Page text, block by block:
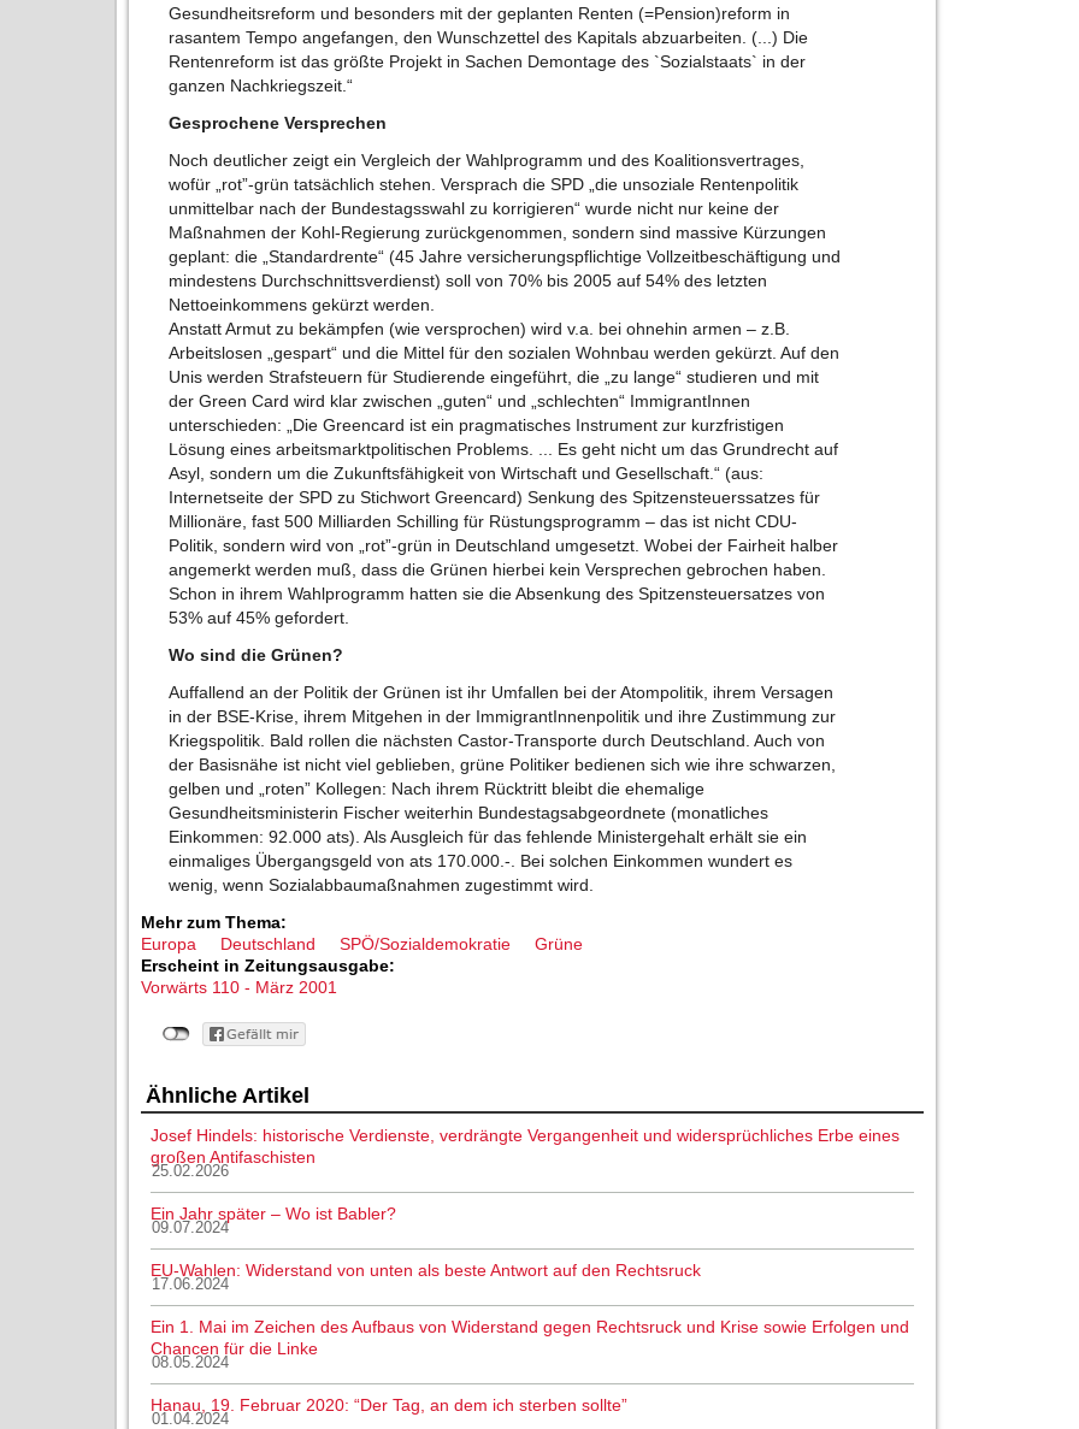
Gesundheitsreform und besonders mit der geplanten Renten (=Pension)reform in
rasantem Tempo angefangen, den Wunschzettel des Kapitals abzuarbeiten. (...) Die
Rentenreform ist das größte Projekt in Sachen Demontage des `Sozialstaats` in der
ganzen Nachkriegszeit.“
Gesprochene Versprechen
Noch deutlicher zeigt ein Vergleich der Wahlprogramm und des Koalitionsvertrages,
wofür „rot”-grün tatsächlich stehen. Versprach die SPD „die unsoziale Rentenpolitik
unmittelbar nach der Bundestagsswahl zu korrigieren“ wurde nicht nur keine der
Maßnahmen der Kohl-Regierung zurückgenommen, sondern sind massive Kürzungen
geplant: die „Standardrente“ (45 Jahre versicherungspflichtige Vollzeitbeschäftigung und
mindestens Durchschnittsverdienst) soll von 70% bis 2005 auf 54% des letzten
Nettoeinkommens gekürzt werden.
Anstatt Armut zu bekämpfen (wie versprochen) wird v.a. bei ohnehin armen – z.B.
Arbeitslosen „gespart“ und die Mittel für den sozialen Wohnbau werden gekürzt. Auf den
Unis werden Strafsteuern für Studierende eingeführt, die „zu lange“ studieren und mit
der Green Card wird klar zwischen „guten“ und „schlechten“ ImmigrantInnen
unterschieden: „Die Greencard ist ein pragmatisches Instrument zur kurzfristigen
Lösung eines arbeitsmarktpolitischen Problems. ... Es geht nicht um das Grundrecht auf
Asyl, sondern um die Zukunftsfähigkeit von Wirtschaft und Gesellschaft.“ (aus:
Internetseite der SPD zu Stichwort Greencard) Senkung des Spitzensteuerssatzes für
Millionäre, fast 500 Milliarden Schilling für Rüstungsprogramm – das ist nicht CDU-
Politik, sondern wird von „rot”-grün in Deutschland umgesetzt. Wobei der Fairheit halber
angemerkt werden muß, dass die Grünen hierbei kein Versprechen gebrochen haben.
Schon in ihrem Wahlprogramm hatten sie die Absenkung des Spitzensteuersatzes von
53% auf 45% gefordert.
Wo sind die Grünen?
Auffallend an der Politik der Grünen ist ihr Umfallen bei der Atompolitik, ihrem Versagen
in der BSE-Krise, ihrem Mitgehen in der ImmigrantInnenpolitik und ihre Zustimmung zur
Kriegspolitik. Bald rollen die nächsten Castor-Transporte durch Deutschland. Auch von
der Basisnähe ist nicht viel geblieben, grüne Politiker bedienen sich wie ihre schwarzen,
gelben und „roten” Kollegen: Nach ihrem Rücktritt bleibt die ehemalige
Gesundheitsministerin Fischer weiterhin Bundestagsabgeordnete (monatliches
Einkommen: 92.000 ats). Als Ausgleich für das fehlende Ministergehalt erhält sie ein
einmaliges Übergangsgeld von ats 170.000.-. Bei solchen Einkommen wundert es
wenig, wenn Sozialabbaumaßnahmen zugestimmt wird.
Mehr zum Thema:
Europa
Deutschland SPÖ/Sozialdemokratie
Grüne
Erscheint in Zeitungsausgabe:
Vorwärts 110 - März 2001
Ähnliche Artikel
Josef Hindels: historische Verdienste, verdrängte Vergangenheit und widersprüchliches Erbe eines
großen Antifaschisten
25.02.2026
Ein Jahr später – Wo ist Babler?
09.07.2024
EU-Wahlen: Widerstand von unten als beste Antwort auf den Rechtsruck
17.06.2024
Ein 1. Mai im Zeichen des Aufbaus von Widerstand gegen Rechtsruck und Krise sowie Erfolgen und
Chancen für die Linke
08.05.2024
Hanau, 19. Februar 2020: “Der Tag, an dem ich sterben sollte”
01.04.2024